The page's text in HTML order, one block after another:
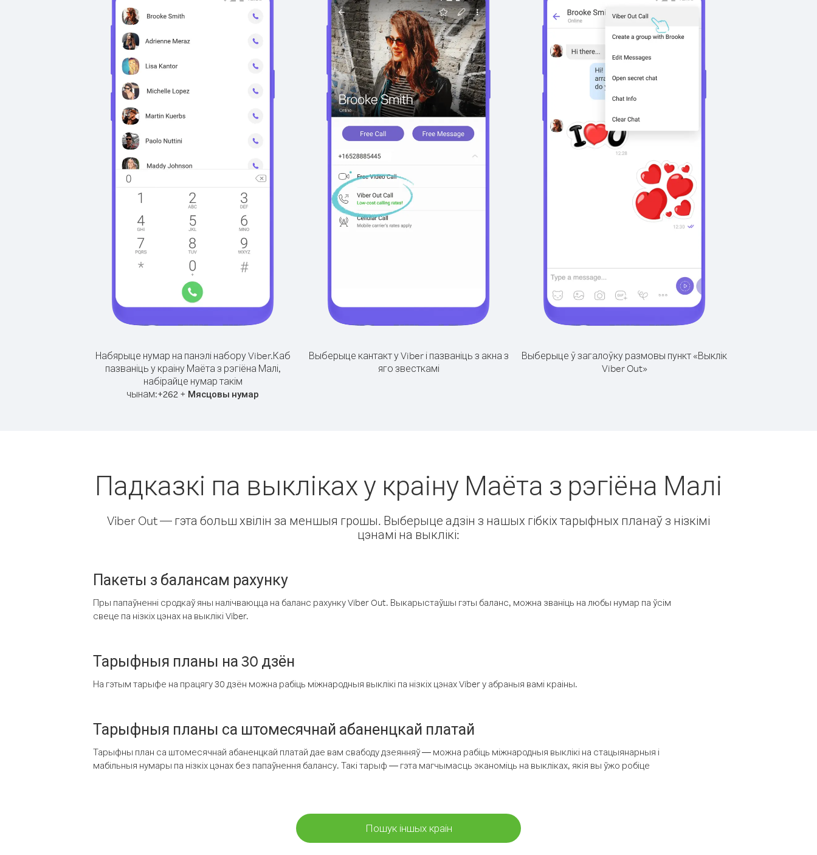
Набярыце нумар на панэлі набору Viber.Каб
пазваніць у краіну Маёта з рэгіёна Малі,
набірайце нумар такім
чынам:+262 + Мясцовы нумар
Выберыце кантакт у Viber і пазваніць з акна з
яго звесткамі
Выберыце ў загалоўку размовы пункт «Выклік
Viber Out»
Падказкі па выкліках у краіну Маёта з рэгіёна Малі
Viber Out — гэта больш хвілін за меншыя грошы. Выберыце адзін з нашых гібкіх тарыфных планаў з нізкімі
цэнамі на выклікі:
Пакеты з балансам рахунку
Пры папаўненні сродкаў яны налічваюцца на баланс рахунку Viber Out. Выкарыстаўшы гэты баланс, можна званіць на любы нумар па ўсім
свеце па нізкіх цэнах на выклікі Viber.
Тарыфныя планы на 30 дзён
На гэтым тарыфе на працягу 30 дзён можна рабіць міжнародныя выклікі па нізкіх цэнах Viber у абраныя вамі краіны.
Тарыфныя планы са штомесячнай абаненцкай платай
Тарыфны план са штомесячнай абаненцкай платай дае вам свабоду дзеянняў — можна рабіць міжнародныя выклікі на стацыянарныя і
мабільныя нумары па нізкіх цэнах без папаўнення балансу. Такі тарыф — гэта магчымасць эканоміць на выкліках, якія вы ўжо робіце
Пошук іншых краін